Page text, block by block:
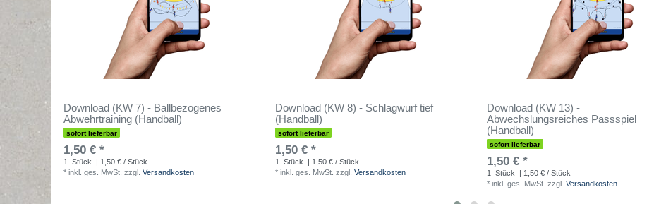
Download (KW 7) - Ballbezogenes
Abwehrtraining (Handball)
sofort lieferbar
1,50 € *
1 Stück
| 1,50 € / Stück
* inkl. ges. MwSt. zzgl. Versandkosten
Download (KW 8) - Schlagwurf tief
(Handball)
sofort lieferbar
1,50 € *
1 Stück
| 1,50 € / Stück
* inkl. ges. MwSt. zzgl. Versandkosten
Download (KW 13) -
Abwechslungsreiches Passspiel
(Handball)
sofort lieferbar
1,50 € *
1 Stück
| 1,50 € / Stück
* inkl. ges. MwSt. zzgl. Versandkosten